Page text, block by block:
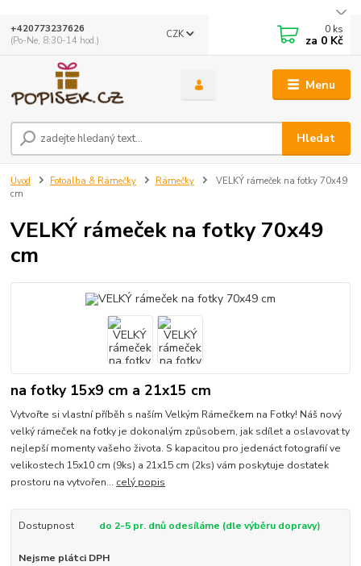
Menu
CZK
Hledat
+420773237626
(Po-Ne, 8:30-14 hod.)
0 ks
za 0 Kč
Úvod Fotoalba & Rámečky Rámečky
VELKÝ rámeček na fotky 70x49
cm
VELKÝ rámeček na fotky 70x49
cm
na fotky 15x9 cm a 21x15 cm
Vytvořte si vlastní příběh s naším Velkým Rámečkem na Fotky! Náš nový
velký rámeček na fotky je dokonalým způsobem, jak sdílet a oslavovat ty
nejlepší momenty vašeho života. S kapacitou pro jedenáct fotografií ve
velikostech 15x10 cm (9ks) a 21x15 cm (2ks) vám poskytuje dostatek
prostoru na vytvořen... celý popis
Dostupnost do 2-5 pr. dnů odesíláme (dle výběru dopravy)
Nejsme plátci DPH